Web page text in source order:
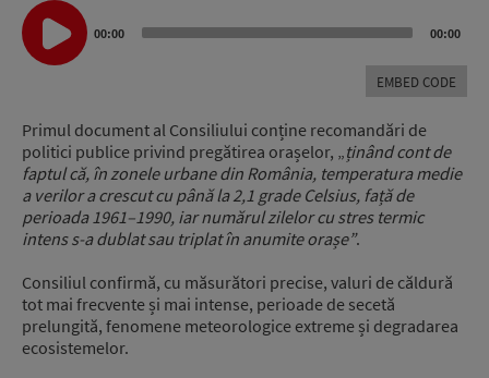
Audio
Player
00:00 00:00
EMBED CODE
Primul document al Consiliului conține recomandări de
politici publice privind pregătirea orașelor, „ținând cont de
faptul că, în zonele urbane din România, temperatura medie
a verilor a crescut cu până la 2,1 grade Celsius, față de
perioada 1961–1990, iar numărul zilelor cu stres termic
intens s-a dublat sau triplat în anumite orașe”.
Consiliul confirmă, cu măsurători precise, valuri de căldură
tot mai frecvente și mai intense, perioade de secetă
prelungită, fenomene meteorologice extreme și degradarea
ecosistemelor.